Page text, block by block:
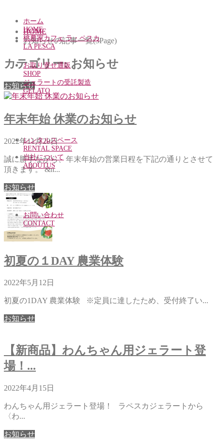
ホーム
HOME
桃農家カフェ ラ・ペスカ
LA PESCA
お取り寄せ通販
SHOP
ジェラートの受託製造
GELATO
レンタルスペース
RENTAL SPACE
当社について
ABOUTUS
お問い合わせ
CONTACT
HOME
お知らせの記事一覧(3Page)
カテゴリー:お知らせ
お知らせ
年末年始 休業のお知らせ
2022年11月29日
誠に勝手ながら、年末年始の営業日程を下記の通りとさせて
頂きます。 &n...
お知らせ
初夏の１DAY 農業体験
2022年5月12日
初夏の1DAY 農業体験 ※定員に達したため、受付終了い...
お知らせ
【新商品】わんちゃん用ジェラート登
場！...
2022年4月15日
わんちゃん用ジェラート登場！ ラペスカジェラートから
〈わ...
お知らせ